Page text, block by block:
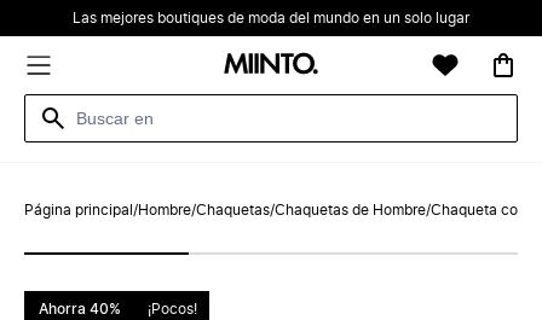
Las mejores boutiques de moda del mundo en un solo lugar
Página principal /Hombre/Chaquetas/Chaquetas de Hombre/Chaqueta con
Ahorra 40% ¡Pocos!